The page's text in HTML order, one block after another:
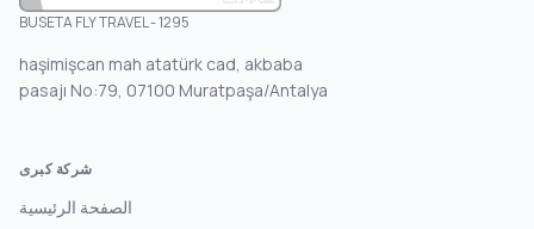
BUSETA FLY TRAVEL - 1295
haşimişcan mah atatürk cad, akbaba
pasajı No:79, 07100 Muratpaşa/Antalya
شركة كبرى
الصفحة الرئيسية